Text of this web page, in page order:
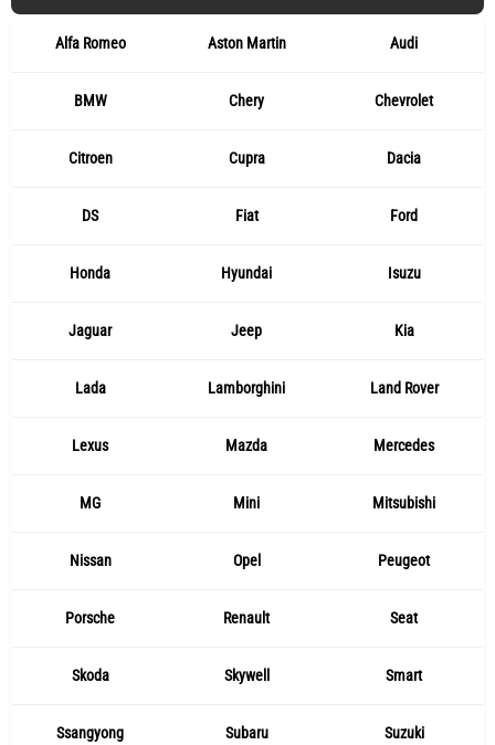
Alfa Romeo Aston Martin Audi
BMW Chery Chevrolet
Citroen Cupra Dacia
DS Fiat Ford
Honda Hyundai Isuzu
Jaguar Jeep Kia
Lada Lamborghini Land Rover
Lexus Mazda Mercedes
MG Mini Mitsubishi
Nissan Opel Peugeot
Porsche Renault Seat
Skoda Skywell Smart
Ssangyong Subaru Suzuki